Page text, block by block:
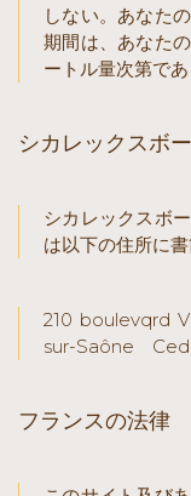
しない。あなた
期間は、あなた
ートル量次第であ
シカレックスボ
シカレックスボ
は以下の住所に
210 boulevqrd
sur-Saône
フランスの法律